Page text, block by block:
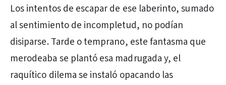
Los intentos de escapar de ese laberinto, sumado
al sentimiento de incompletud, no podían
disiparse. Tarde o temprano, este fantasma que
merodeaba se plantó esa madrugada y, el
raquítico dilema se instaló opacando las